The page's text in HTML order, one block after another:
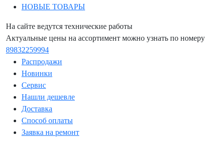
НОВЫЕ ТОВАРЫ
На сайте ведутся технические работы
Актуальные цены на ассортимент можно узнать по номеру
89832259994
Распродажи
Новинки
Сервис
Нашли дешевле
Доставка
Способ оплаты
Заявка на ремонт